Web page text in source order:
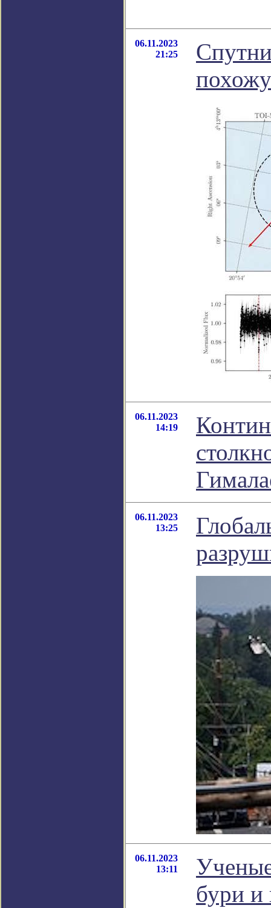
06.11.2023
21:25
06.11.2023
14:19
06.11.2023
13:25
06.11.2023
13:11
бури и